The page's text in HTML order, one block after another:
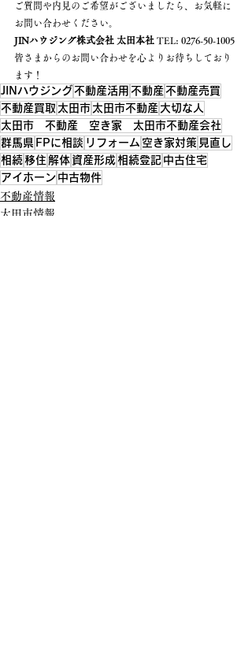
ご質問や内見のご希望がございましたら、お気軽に
お問い合わせください。
JINハウジング株式会社 太田本社 TEL: 0276-50-1005
皆さまからのお問い合わせを心よりお待ちしており
ます！
JINハウジング 不動産活用 不動産不動産売買
不動産買取 太田市 太田市不動産 大切な人
太田市 不動産 空き家 太田市不動産会社
群馬県 FPに相談 リフォーム 空き家対策 見直し
相続 移住 解体 資産形成相続登記 中古住宅
アイホーン 中古物件
不動産情報
太田市情報